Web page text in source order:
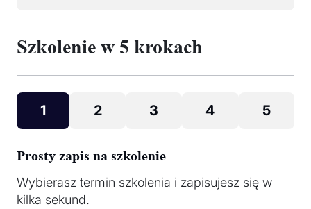
Szkolenie w 5 krokach
1 2 3 4 5
Prosty zapis na szkolenie
Wybierasz termin szkolenia i zapisujesz się w
kilka sekund.